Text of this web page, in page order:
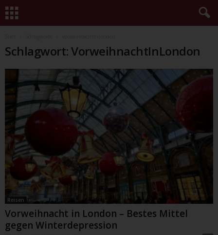
Schlagwort: VorweihnachtInLondon
Reisen
Vorweihnacht in London – Bestes Mittel
gegen Winterdepression